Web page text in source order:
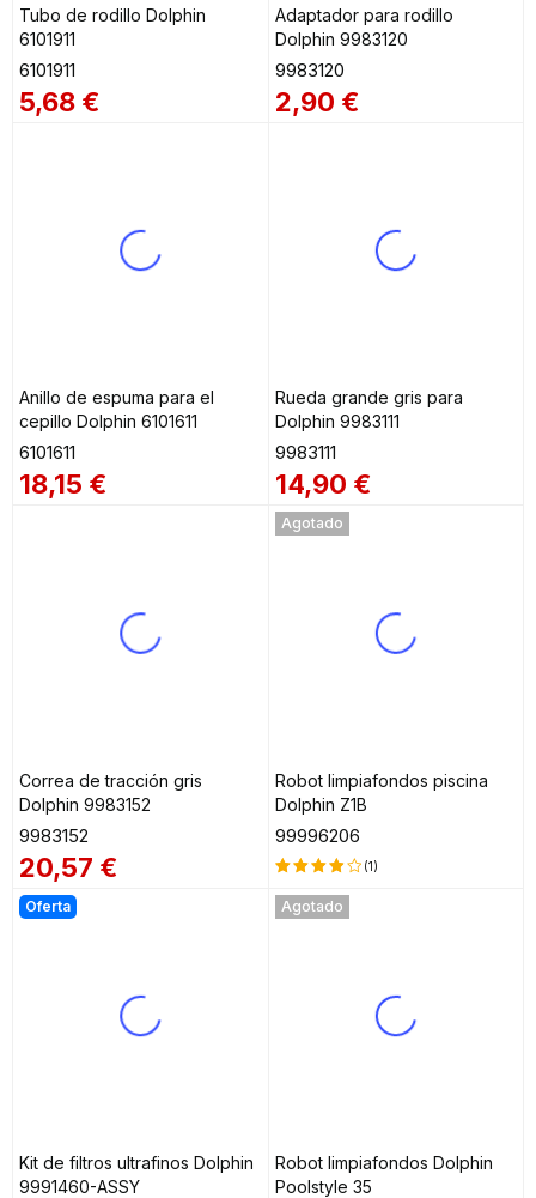
Tubo de rodillo Dolphin
6101911
6101911
5,68 €
Adaptador para rodillo
Dolphin 9983120
9983120
2,90 €
Anillo de espuma para el
cepillo Dolphin 6101611
6101611
18,15 €
Rueda grande gris para
Dolphin 9983111
9983111
14,90 €
Correa de tracción gris
Dolphin 9983152
9983152
20,57 €
Agotado
Robot limpiafondos piscina
Dolphin Z1B
99996206
Valorado
en4.00
(1)
Oferta
Kit de filtros ultrafinos Dolphin
9991460-ASSY
Agotado
Robot limpiafondos Dolphin
Poolstyle 35